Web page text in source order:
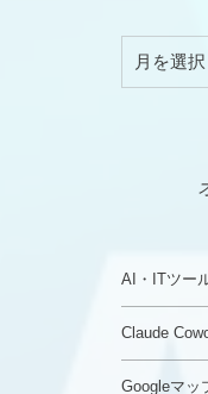
AI・ITツー
Claude
Googleマッ